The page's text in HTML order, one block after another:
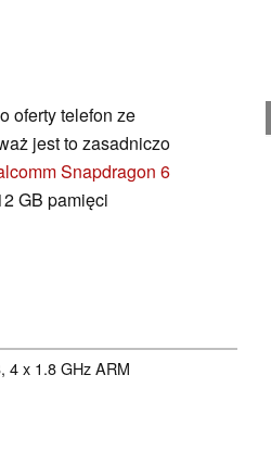
oferty telefon ze
jest to zasadniczo
Snapdragon 6
GB pamięci
4 x 1.8 GHz ARM